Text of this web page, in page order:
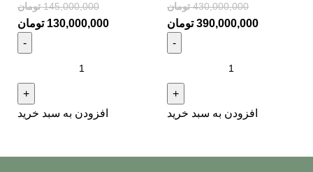
430,000,000 تومان
390,000,000 تومان
افزودن به سبد خرید
145,000,000 تومان
130,000,000 تومان
افزودن به سبد خرید